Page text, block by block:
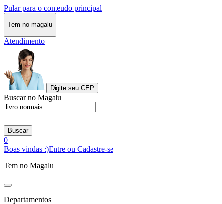
Pular para o conteudo principal
Tem no magalu
Atendimento
Digite seu CEP
Buscar no Magalu
Buscar
0
Boas vindas :)Entre ou Cadastre-se
Tem no Magalu
Departamentos